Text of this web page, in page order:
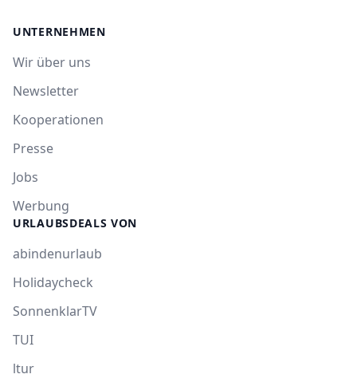
UNTERNEHMEN
Wir über uns
Newsletter
Kooperationen
Presse
Jobs
Werbung
URLAUBSDEALS VON
abindenurlaub
Holidaycheck
SonnenklarTV
TUI
ltur